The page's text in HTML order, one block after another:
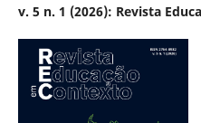
v. 5 n. 1 (2026): Revista